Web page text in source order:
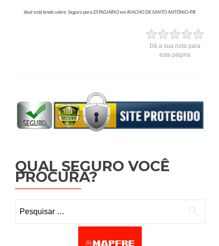
Você está lendo sobre: Seguro para ESTAGIÁRIO em RIACHO DE SANTO ANTÔNIO-PB
Dê a sua nota para
esta página
QUAL SEGURO VOCÊ
PROCURA?